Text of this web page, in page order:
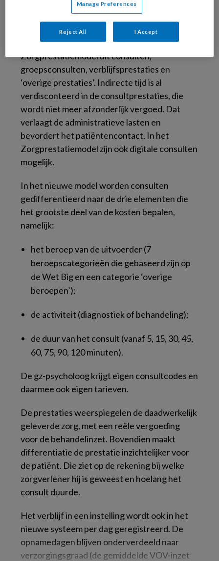
wordt het werkelijk eenvoudiger voor de
patiënt?
Op hoofdlijnen bestaat het
Zorgprestatiemodel uit consulten,
groepsconsulten, verblijfsprestaties en
‘overige prestaties’. Indirecte tijd is al
verdisconteerd in de consultprestaties, die
wordt niet meer afzonderlijk vergoed. Dat
verlaagt de administratieve lasten en
bevordert het patiëntencontact. In het
Zorgprestatiemodel zijn ook digitale consulten
mogelijk.
In het nieuwe model worden consulten
gedifferentieerd naar de drie elementen die
het grootste deel van de kosten bepalen,
namelijk:
het beroep van de uitvoerder (7
beroepscategorieën die gebaseerd zijn op
de Wet Big en een categorie ‘overige
beroepen’);
de activiteit (diagnostiek of behandeling);
de duur van het consult (vanaf 5, 15, 30, 45,
60, 75, 90, 120 minuten).
De gz-psycholoog krijgt eigen consultcodes en
daarmee ook eigen tarieven.
De prestaties weerspiegelen de daadwerkelijk
geleverde zorg, met een reële vergoeding
voor de behandelinzet. Bovendien maakt
differentiatie de prestatie inzichtelijker voor
de patiënt. Die ziet op de rekening bij welke
zorgverlener hij is geweest en hoelang het
consult duurde.
Het verblijf in een instelling wordt ook in het
nieuwe systeem per dag geregistreerd. De
opnamedagen blijven onderverdeeld naar
verzorgingsgraad (de gemiddelde VOV-inzet
Manage Preferences
Reject All I Accept